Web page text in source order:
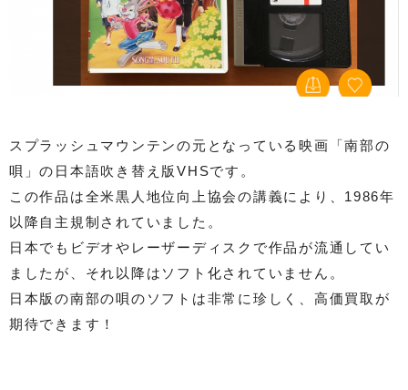
スプラッシュマウンテンの元となっている映画「南部の
唄」の日本語吹き替え版VHSです。
この作品は全米黒人地位向上協会の講義により、1986年
以降自主規制されていました。
日本でもビデオやレーザーディスクで作品が流通してい
ましたが、それ以降はソフト化されていません。
日本版の南部の唄のソフトは非常に珍しく、高価買取が
期待できます！